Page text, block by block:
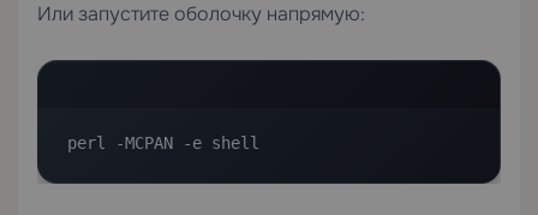
Или запустите оболочку напрямую:
perl -MCPAN -e shell